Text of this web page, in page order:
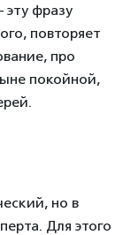
эту фразу
повторяет
про
покойной,
но в
Для этого